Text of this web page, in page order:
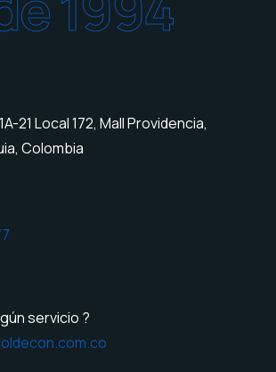
21 Local 172, Mall Providencia,
Colombia
servicio ?